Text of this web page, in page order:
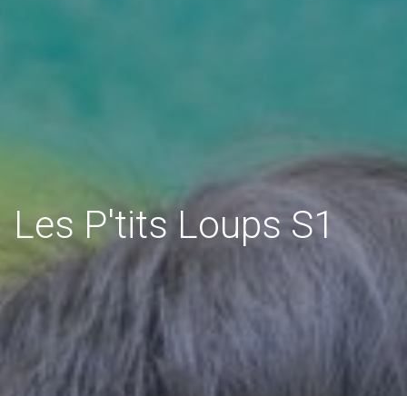
Les P'tits Loups S1